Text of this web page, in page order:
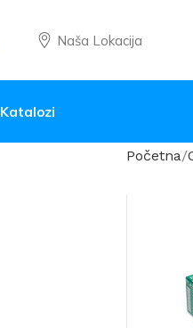
Naša Lokacija
Katalozi
Početna